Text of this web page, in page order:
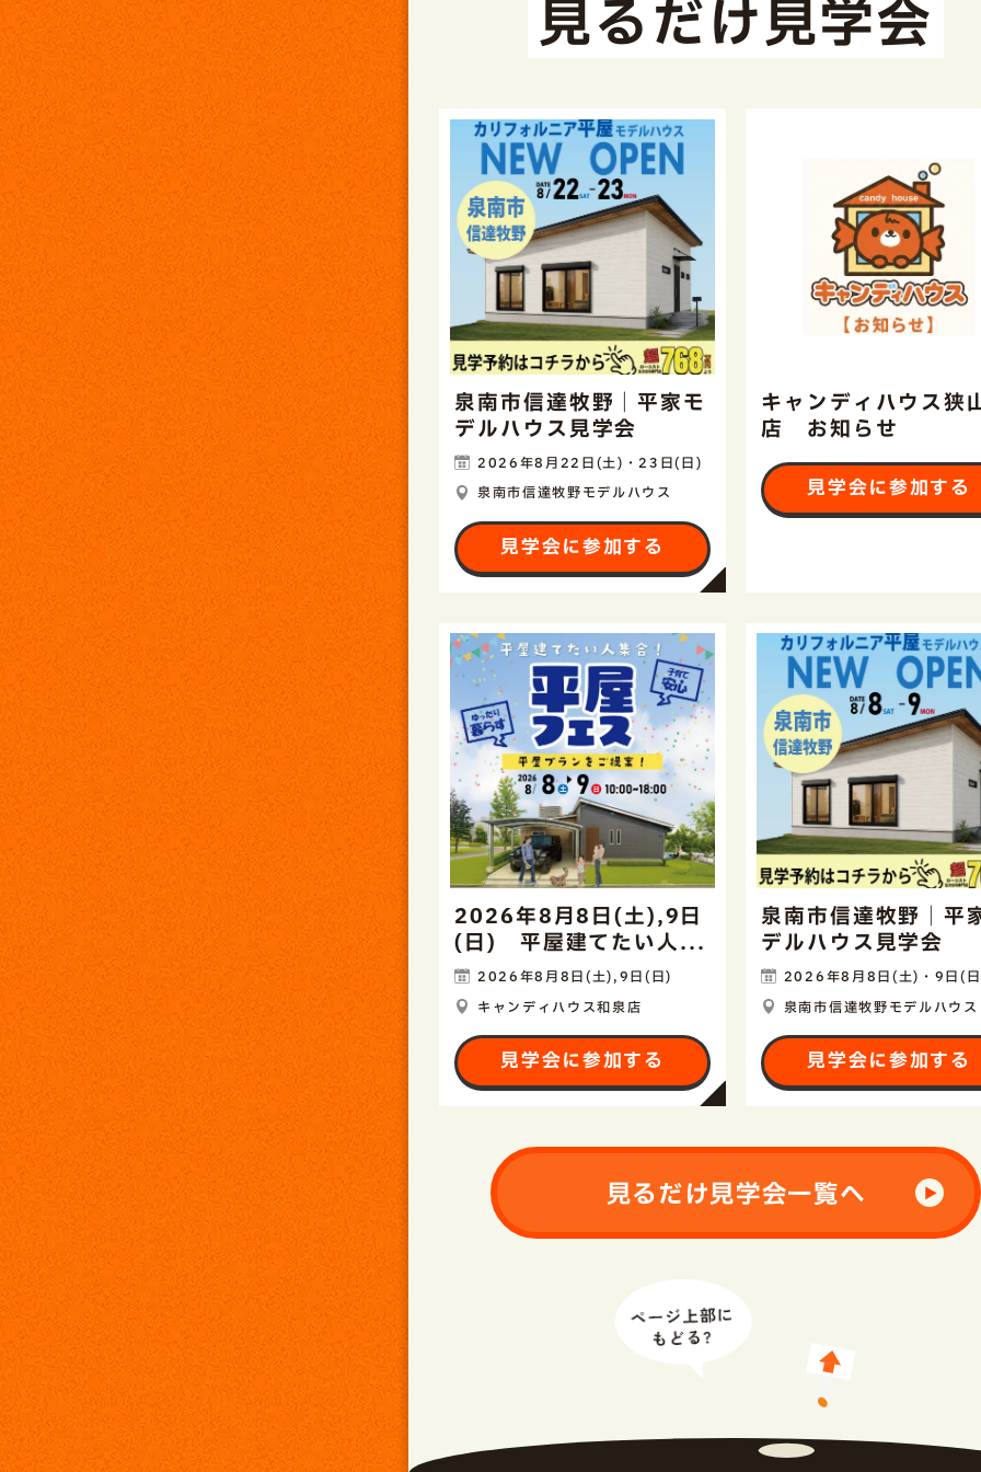
見るだけ見学会
泉南市信達牧野｜平家モ
デルハウス見学会
2026年8月22日(土)・23日(日)
泉南市信達牧野モデルハウス
見学会に参加する
キャンディハウス狭
店 お知らせ
見学会に参加する
2026年8月8日(土),9日
(日) 平屋建てたい人...
2026年8月8日(土),9日(日)
キャンディハウス和泉店
見学会に参加する
泉南市信達牧野｜平
デルハウス見学会
2026年8月8日(土)・9日(
泉南市信達牧野モデルハウス
見学会に参加する
見るだけ見学会一覧へ